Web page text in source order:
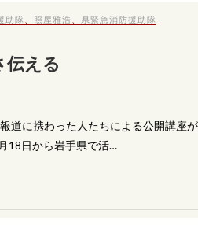
助隊 照屋雅浩 県緊急消防援助隊
伝える
道に携わった人たちによる公開講座
18日から岩手県で活…